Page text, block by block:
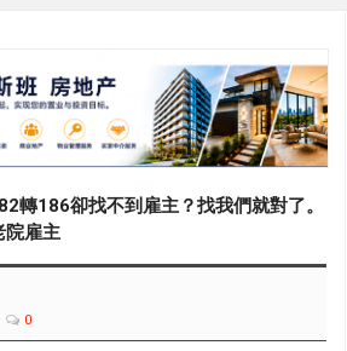
轉186卻找不到雇主？找我們就對了。
院雇主
0